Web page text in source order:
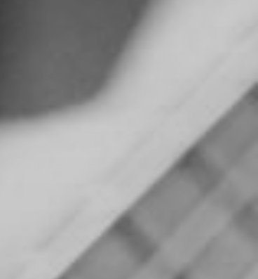
SOMOS
RIDER TÉCNICO GALERÍA DE IMÁGENES
CONTACTO